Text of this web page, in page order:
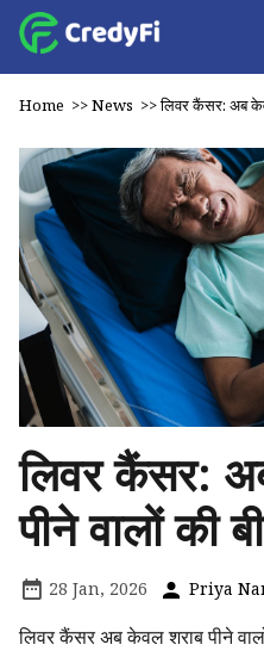
Home >>News >>लिवर कैंसर: अब
लिवर कैंसर:
पीने वालों की
28 Jan, 2026 Priya
लिवर कैंसर अब केवल शराब पीने